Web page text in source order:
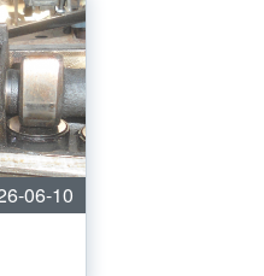
06-10